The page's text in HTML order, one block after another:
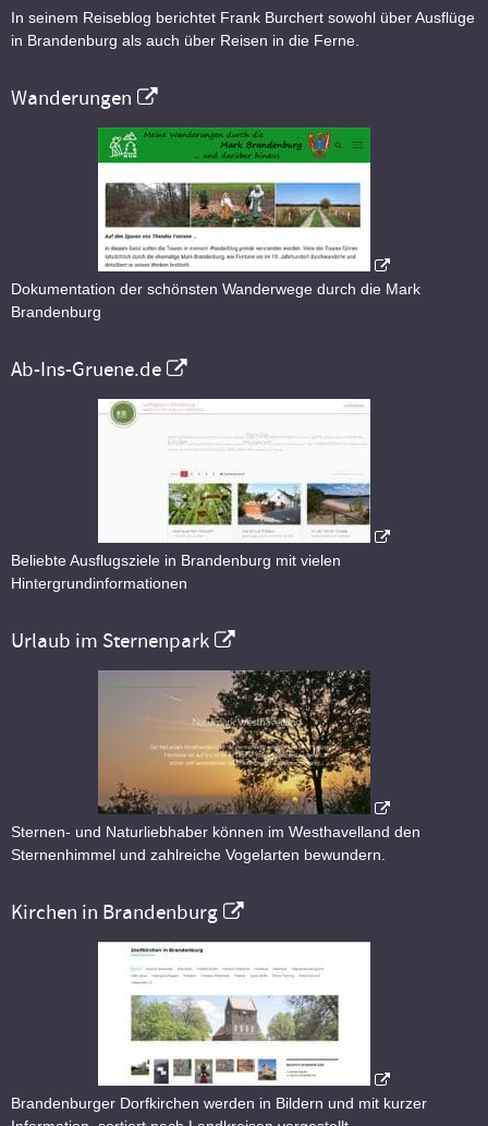
In seinem Reiseblog berichtet Frank Burchert sowohl über Ausflüge
in Brandenburg als auch über Reisen in die Ferne.
Wanderungen
Dokumentation der schönsten Wanderwege durch die Mark
Brandenburg
Ab-Ins-Gruene.de
Beliebte Ausflugsziele in Brandenburg mit vielen
Hintergrundinformationen
Urlaub im Sternenpark
Sternen- und Naturliebhaber können im Westhavelland den
Sternenhimmel und zahlreiche Vogelarten bewundern.
Kirchen in Brandenburg
Brandenburger Dorfkirchen werden in Bildern und mit kurzer